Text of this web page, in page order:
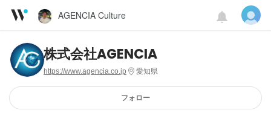
AGENCIA Culture
株式会社AGENCIA
https://www.agencia.co.jp 愛知県
フォロー